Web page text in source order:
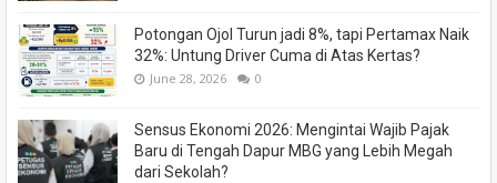
Potongan Ojol Turun jadi 8%, tapi Pertamax Naik
32%: Untung Driver Cuma di Atas Kertas?
June 28, 2026 0
Sensus Ekonomi 2026: Mengintai Wajib Pajak
Baru di Tengah Dapur MBG yang Lebih Megah
dari Sekolah?